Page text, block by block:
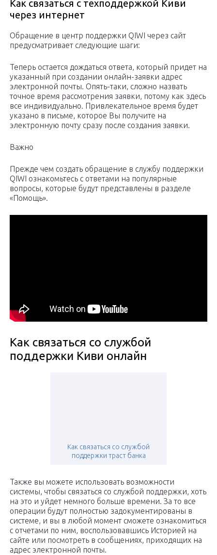
Как связаться с техподдержкой Киви
через интернет
Обращение в центр поддержки QIWI через сайт
предусматривает следующие шаги:
Теперь остается дождаться ответа, который придет на
указанный при создании онлайн-заявки адрес
электронной почты. Опять-таки, сложно назвать
точное время рассмотрения заявки, потому как здесь
все индивидуально. Привлекательное время будет
указано в письме, которое Вы получите на
электронную почту сразу после создания заявки.
Важно
Прежде чем создать обращение в службу поддержки
QIWI ознакомьтесь с ответами на популярные
вопросы, которые будут представлены в разделе
«Помощь».
Как связаться со службой
поддержки Киви онлайн
Как связаться со службой
поддержки траст банка
Также вы можете использовать возможности
системы, чтобы связаться со службой поддержки, хоть
на это и уйдет немного больше времени. За то все
операции будут полностью задокументированы в
системе, и вы в любой момент сможете ознакомиться
с отчетами по ним, воспользовавшись Историей на
сайте или посмотреть в сообщениях, приходящих на
адрес электронной почты.